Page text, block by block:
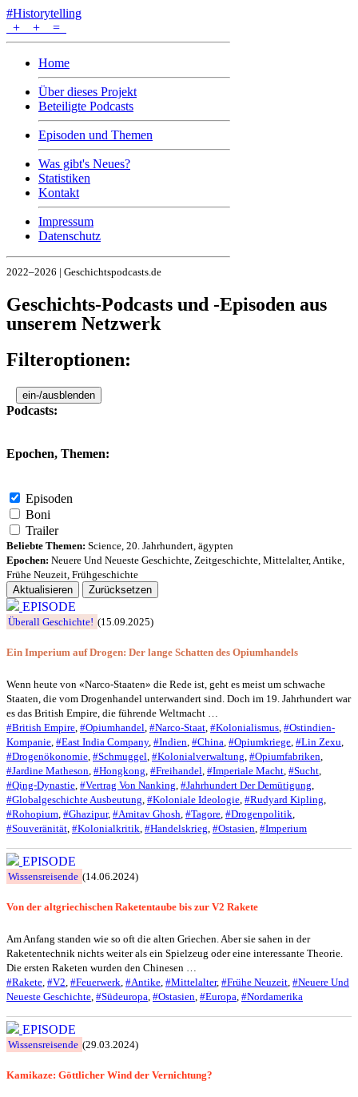
#Historytelling
+
+ =
Home
Über dieses Projekt
Beteiligte Podcasts
Episoden und Themen
Was gibt's Neues?
Statistiken
Kontakt
Impressum
Datenschutz
2022–2026 | Geschichtspodcasts.de
Geschichts-Podcasts und -Episoden aus
unserem Netzwerk
Filteroptionen:
ein-/ausblenden
Podcasts:
Epochen, Themen:
Episoden
Boni
Trailer
Beliebte Themen: Science 20. Jahrhundert ägypten
Epochen: Neuere Und Neueste Geschichte Zeitgeschichte Mittelalter, Antike
Frühe Neuzeit Frühgeschichte
Aktualisieren
Zurücksetzen
EPISODE
Überall Geschichte! (15.09.2025)
Ein Imperium auf Drogen: Der lange Schatten des Opiumhandels
Wenn heute von «Narco-Staaten» die Rede ist, geht es meist um schwache
Staaten, die vom Drogenhandel unterwandert sind. Doch im 19. Jahrhundert war
es das British Empire, die führende Weltmacht …
#British Empire, #Opiumhandel, #Narco-Staat, #Kolonialismus, #Ostindien-
Kompanie, #East India Company, #Indien, #China, #Opiumkriege, #Lin Zexu,
#Drogenökonomie, #Schmuggel, #Kolonialverwaltung, #Opiumfabriken,
#Jardine Matheson, #Hongkong, #Freihandel, #Imperiale Macht, #Sucht,
#Qing-Dynastie, #Vertrag Von Nanking, #Jahrhundert Der Demütigung,
#Globalgeschichte Ausbeutung, #Koloniale Ideologie, #Rudyard Kipling,
#Rohopium, #Ghazipur, #Amitav Ghosh, #Tagore, #Drogenpolitik,
#Souveränität, #Kolonialkritik, #Handelskrieg, #Ostasien, #Imperium
EPISODE
Wissensreisende (14.06.2024)
Von der altgriechischen Raketentaube bis zur V2 Rakete
Am Anfang standen wie so oft die alten Griechen. Aber sie sahen in der
Raketentechnik nichts weiter als ein Spielzeug oder eine interessante Theorie.
Die ersten Raketen wurden den Chinesen …
#Rakete, #V2, #Feuerwerk, #Antike, #Mittelalter, #Frühe Neuzeit, #Neuere Und
Neueste Geschichte, #Südeuropa, #Ostasien, #Europa, #Nordamerika
EPISODE
Wissensreisende (29.03.2024)
Kamikaze: Göttlicher Wind der Vernichtung?